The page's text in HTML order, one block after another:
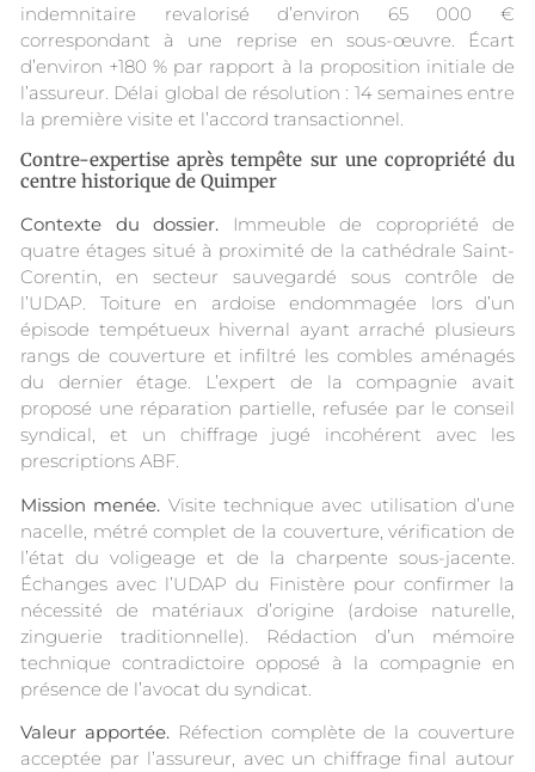
indemnitaire revalorisé d’environ 65 000 €
correspondant à une reprise en sous-œuvre. Écart
d’environ +180 % par rapport à la proposition initiale de
l’assureur. Délai global de résolution : 14 semaines entre
la première visite et l’accord transactionnel.
Contre-expertise après tempête sur une copropriété du
centre historique de Quimper
Contexte du dossier. Immeuble de copropriété de
quatre étages situé à proximité de la cathédrale Saint-
Corentin, en secteur sauvegardé sous contrôle de
l’UDAP. Toiture en ardoise endommagée lors d’un
épisode tempétueux hivernal ayant arraché plusieurs
rangs de couverture et infiltré les combles aménagés
du dernier étage. L’expert de la compagnie avait
proposé une réparation partielle, refusée par le conseil
syndical, et un chiffrage jugé incohérent avec les
prescriptions ABF.
Mission menée. Visite technique avec utilisation d’une
nacelle, métré complet de la couverture, vérification de
l’état du voligeage et de la charpente sous-jacente.
Échanges avec l’UDAP du Finistère pour confirmer la
nécessité de matériaux d’origine (ardoise naturelle,
zinguerie traditionnelle). Rédaction d’un mémoire
technique contradictoire opposé à la compagnie en
présence de l’avocat du syndicat.
Valeur apportée.Réfection complète de la couverture
acceptée par l’assureur, avec un chiffrage final autour